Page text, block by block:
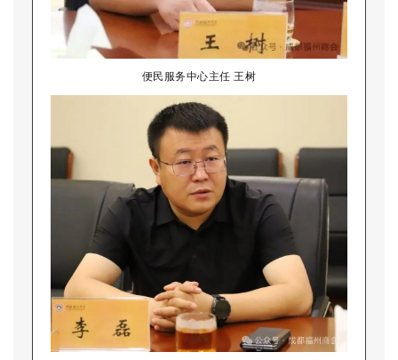
便民服务中心主任 王树